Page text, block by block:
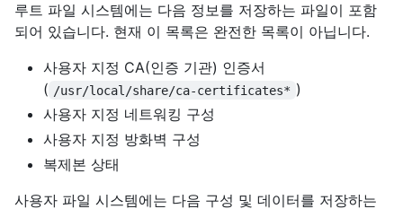
루트 파일 시스템에는 다음 정보를 저장하는 파일이 포함
되어 있습니다. 현재 이 목록은 완전한 목록이 아닙니다.
사용자 지정 CA(인증 기관) 인증서
( /usr/local/share/ca-certificates* )
사용자 지정 네트워킹 구성
사용자 지정 방화벽 구성
복제본 상태
사용자 파일 시스템에는 다음 구성 및 데이터를 저장하는